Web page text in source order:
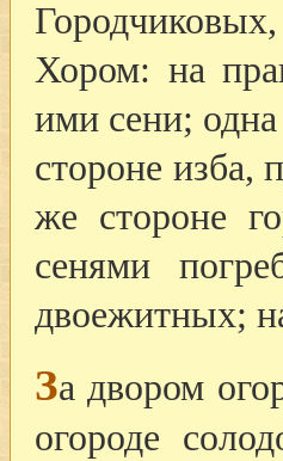
Хором: на
ими сени;
стороне изба,
же стороне
сенями
двоежитных;
За двором
огороде